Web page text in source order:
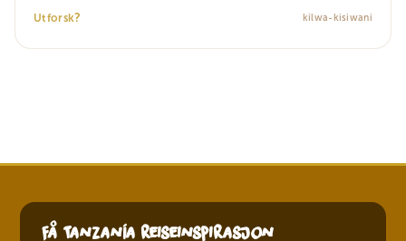
Utforsk? kilwa-kisiwani
Få Tanzanía reiseinspirasjon